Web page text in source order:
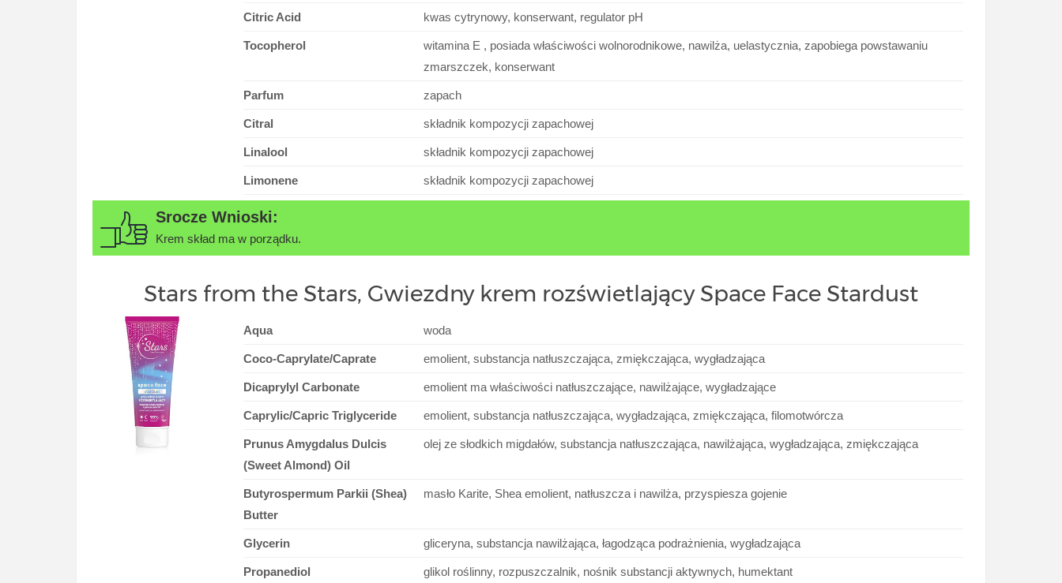
Citric Acid kwas cytrynowy, konserwant, regulator pH
Tocopherol
witamina E , posiada właściwości wolnorodnikowe, nawilża, uelastycznia, zapobiega powstawaniu
zmarszczek, konserwant
Parfum zapach
Citral składnik kompozycji zapachowej
Linalool składnik kompozycji zapachowej
Limonene składnik kompozycji zapachowej
Krem skład ma w porządku.
Stars from the Stars, Gwiezdny krem rozświetlający Space Face Stardust
Aqua woda
Coco-Caprylate/Caprate emolient, substancja natłuszczająca, zmiękczająca, wygładzająca
Dicaprylyl Carbonate emolient ma właściwości natłuszczające, nawilżające, wygładzające
Caprylic/Capric Triglyceride emolient, substancja natłuszczająca, wygładzająca, zmiękczająca, filomotwórcza
Prunus Amygdalus Dulcis
(Sweet Almond) Oil
olej ze słodkich migdałów, substancja natłuszczająca, nawilżająca, wygładzająca, zmiękczająca
Butyrospermum Parkii (Shea)
Butter
masło Karite, Shea emolient, natłuszcza i nawilża, przyspiesza gojenie
Glycerin gliceryna, substancja nawilżająca, łagodząca podrażnienia, wygładzająca
Propanediol glikol roślinny, rozpuszczalnik, nośnik substancji aktywnych, humektant